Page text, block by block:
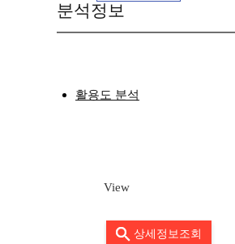
분석정보
활용도 분석
View
상세정보조회